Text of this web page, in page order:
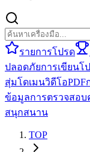
รายการโปรด
ปลอดภัยการเขียนโ
สุ่มโดเมนวิดีโอPDF
ข้อมูลการตรวจสอ
สนุกสนาน
TOP